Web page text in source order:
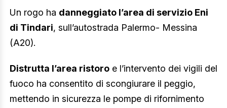
Un rogo ha danneggiato l’area di servizio Eni
di Tindari, sull’autostrada Palermo- Messina
(A20).
Distrutta l’area ristoro e l’intervento dei vigili del
fuoco ha consentito di scongiurare il peggio,
mettendo in sicurezza le pompe di rifornimento